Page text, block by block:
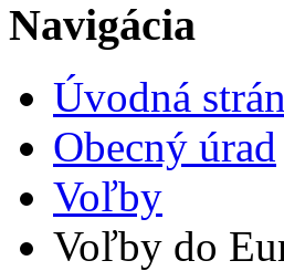
Navigácia
Úvodná
Obecný úrad
Voľby
Voľby do